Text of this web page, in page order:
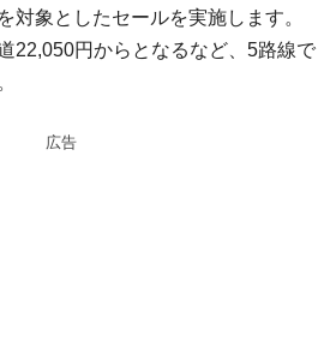
対象としたセールを実施します。
22,050円からとなるなど、5路線で
広告